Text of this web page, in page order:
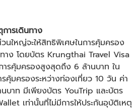
การเดินทาง
นใหญ่จะให้สิทธิพิเศษในการคุ้มครอง
าง โดยบัตร Krungthai Travel Visa
รคุ้มครองสูงสุดถึง 6 ล้านบาท ใน
มครองระหว่างท่องเที่ยว 10 วัน ค่า
บาท มีเพียงบัตร YouTrip และบัตร
เท่านั้นที่ไม่มีการให้ประกันอุบัติเหตุ